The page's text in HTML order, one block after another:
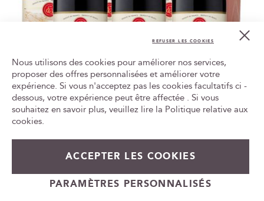
Côte-Rôtie Brune et Blonde - Guigal AOC 2021
soit55,00 €la bouteille
Ajouter au panier
Nous utilisons des cookies pour améliorer nos services,
proposer des offres personnalisées et améliorer votre
expérience. Si vous n'acceptez pas les cookies facultatifs ci -
dessous, votre expérience peut être affectée . Si vous
souhaitez en savoir plus, veuillez lire la Politique relative aux
cookies.
ACCEPTER LES COOKIES
PARAMÈTRES PERSONNALISÉS
REFUSER LES COOKIES